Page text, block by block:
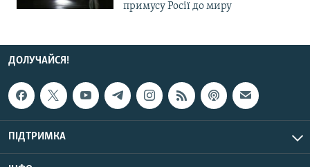
примусу Росії до миру
ДОЛУЧАЙСЯ!
ПІДТРИМКА